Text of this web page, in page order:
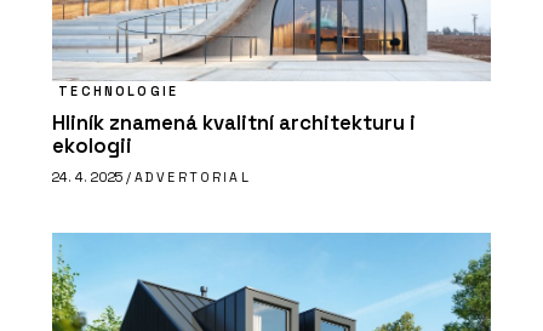
TECHNOLOGIE
Hliník znamená kvalitní architekturu i
ekologii
24. 4. 2025 / ADVERTORIAL